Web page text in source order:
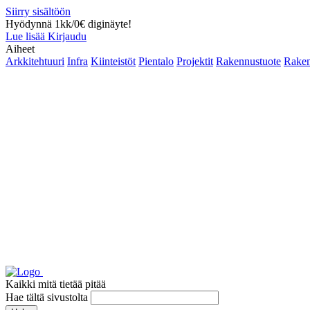
Siirry sisältöön
Hyödynnä 1kk/0€ diginäyte!
Lue lisää Kirjaudu
Aiheet
Arkkitehtuuri Infra Kiinteistöt Pientalo Projektit Rakennustuote
Kaikki mitä tietää pitää
Hae tältä sivustolta